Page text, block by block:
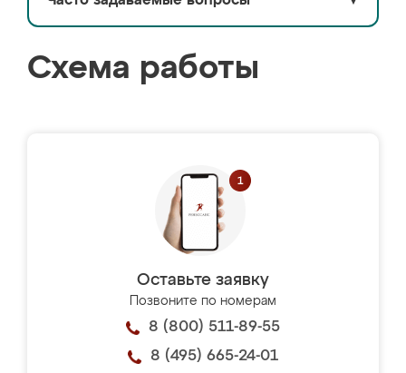
Схема работы
Оставьте заявку
Позвоните по номерам
8 (800) 511-89-55
8 (495) 665-24-01